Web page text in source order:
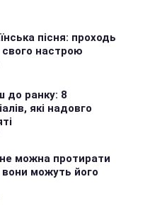
пісня: проходь
свого настрою
до ранку: 8
які надовго
можна протирати
можуть його